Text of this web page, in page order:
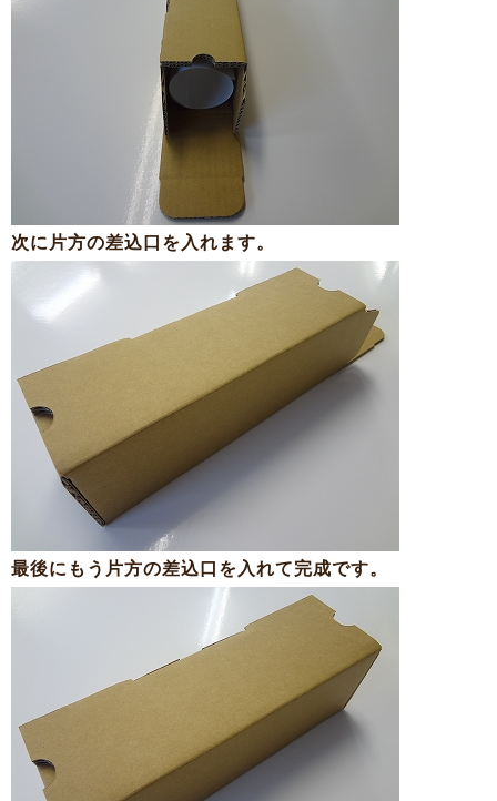
次に片方の差込口を入れます。
最後にもう片方の差込口を入れて完成です。